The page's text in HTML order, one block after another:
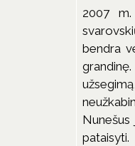
2007
bendra
pataisyti.